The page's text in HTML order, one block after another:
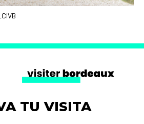
TU VISITA